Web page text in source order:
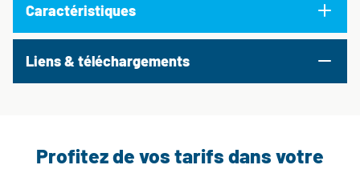
Caractéristiques
Liens & téléchargements
Profitez de vos tarifs dans votre